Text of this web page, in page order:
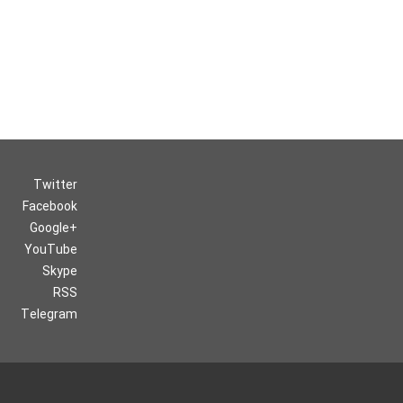
Twitter
Facebook
Google+
YouTube
Skype
RSS
Telegram